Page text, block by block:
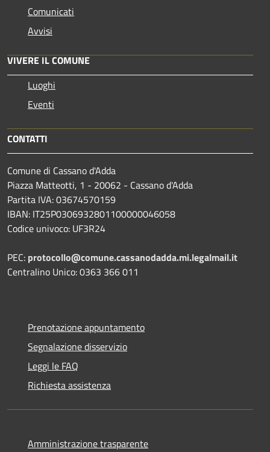
Comunicati
Avvisi
VIVERE IL COMUNE
Luoghi
Eventi
CONTATTI
Comune di Cassano d'Adda
Piazza Matteotti, 1 - 20062 - Cassano d'Adda
Partita IVA: 03674570159
IBAN: IT25P0306932801100000046058
Codice univoco: UF3R24
PEC: protocollo@comune.cassanodadda.mi.legalmail.it
Centralino Unico: 0363 366 011
Prenotazione appuntamento
Segnalazione disservizio
Leggi le FAQ
Richiesta assistenza
Amministrazione trasparente